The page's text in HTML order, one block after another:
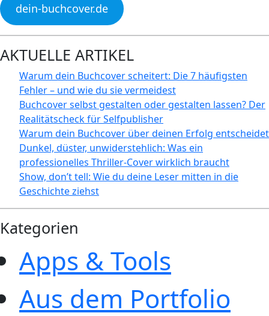
dein-buchcover.de
AKTUELLE ARTIKEL
Warum dein Buchcover scheitert: Die 7 häufigsten
Fehler – und wie du sie vermeidest
Buchcover selbst gestalten oder gestalten lassen? Der
Realitätscheck für Selfpublisher
Warum dein Buchcover über deinen Erfolg entscheidet
Dunkel, düster, unwiderstehlich: Was ein
professionelles Thriller-Cover wirklich braucht
Show, don’t tell: Wie du deine Leser mitten in die
Geschichte ziehst
Kategorien
Apps & Tools
Aus dem Portfolio